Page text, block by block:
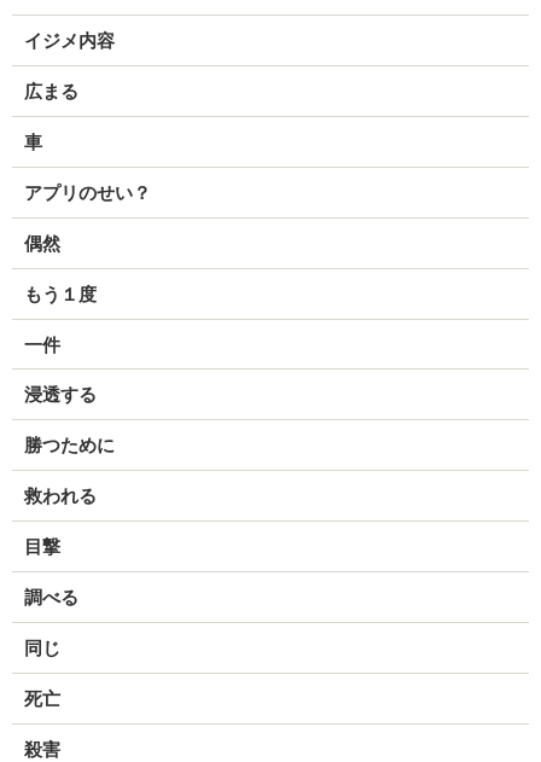
イジメ内容
広まる
車
アプリのせい？
偶然
もう１度
一件
浸透する
勝つために
救われる
目撃
調べる
同じ
死亡
殺害